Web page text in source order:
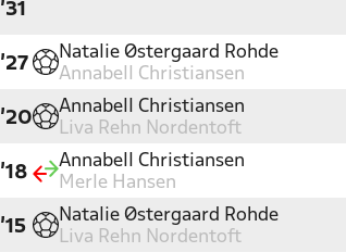
'31
'27
Natalie Østergaard Rohde
Annabell Christiansen
'20
Annabell Christiansen
Liva Rehn Nordentoft
'18
Annabell Christiansen
Merle Hansen
'15
Natalie Østergaard Rohde
Liva Rehn Nordentoft